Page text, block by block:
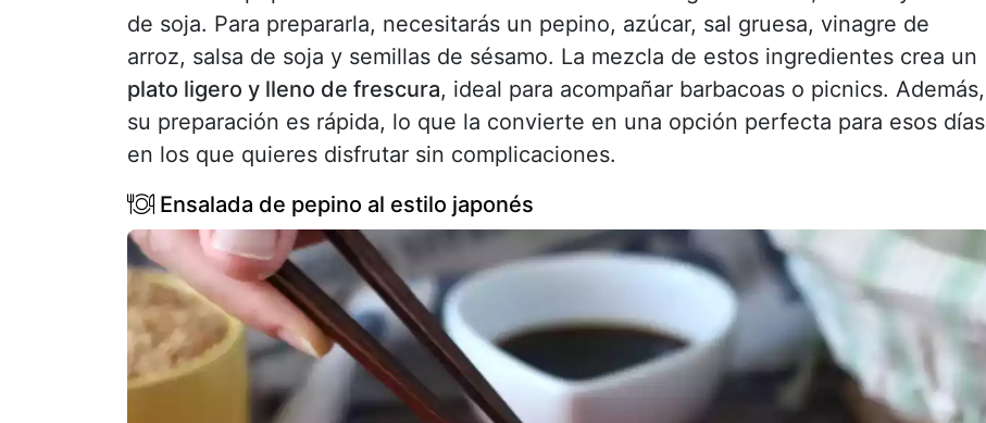
de soja. Para prepararla, necesitarás un pepino, azúcar, sal gruesa, vinagre de
arroz, salsa de soja y semillas de sésamo. La mezcla de estos ingredientes crea un
plato ligero y lleno de frescura, ideal para acompañar barbacoas o picnics. Además,
su preparación es rápida, lo que la convierte en una opción perfecta para esos días
en los que quieres disfrutar sin complicaciones.
Ensalada de pepino al estilo japonés